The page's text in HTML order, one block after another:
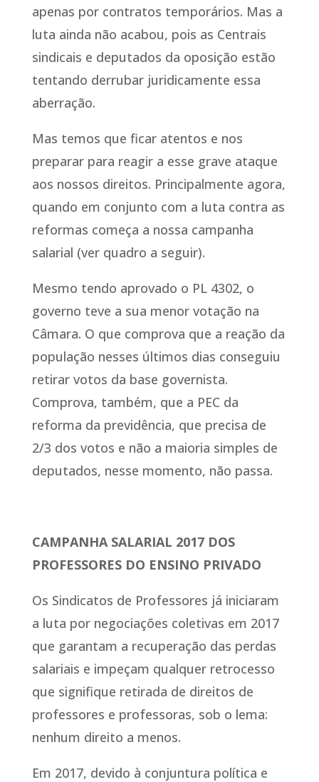
apenas por contratos temporários. Mas a
luta ainda não acabou, pois as Centrais
sindicais e deputados da oposição estão
tentando derrubar juridicamente essa
aberração.
Mas temos que ficar atentos e nos
preparar para reagir a esse grave ataque
aos nossos direitos. Principalmente agora,
quando em conjunto com a luta contra as
reformas começa a nossa campanha
salarial (ver quadro a seguir).
Mesmo tendo aprovado o PL 4302, o
governo teve a sua menor votação na
Câmara. O que comprova que a reação da
população nesses últimos dias conseguiu
retirar votos da base governista.
Comprova, também, que a PEC da
reforma da previdência, que precisa de
2/3 dos votos e não a maioria simples de
deputados, nesse momento, não passa.
CAMPANHA SALARIAL 2017 DOS
PROFESSORES DO ENSINO PRIVADO
Os Sindicatos de Professores já iniciaram
a luta por negociações coletivas em 2017
que garantam a recuperação das perdas
salariais e impeçam qualquer retrocesso
que signifique retirada de direitos de
professores e professoras, sob o lema:
nenhum direito a menos.
Em 2017, devido à conjuntura política e